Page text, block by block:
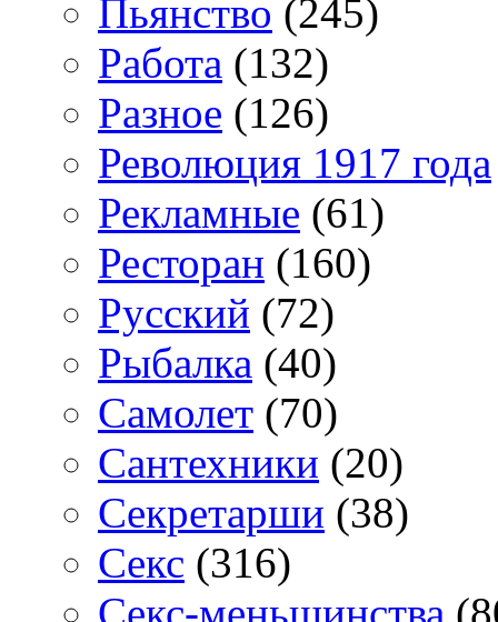
Пьянство (245)
Работа (132)
Разное (126)
Революция 1917 года
Рекламные (61)
Ресторан (160)
Русский (72)
Рыбалка (40)
Самолет (70)
Сантехники (20)
Секретарши (38)
Секс (316)